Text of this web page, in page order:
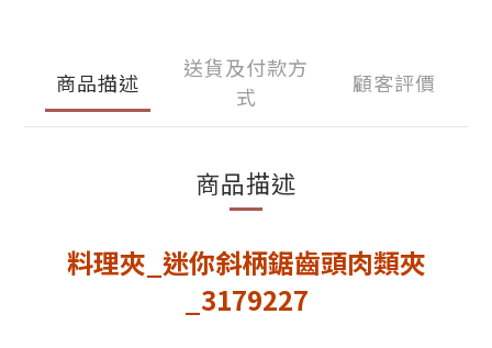
商品描述
送貨及付款方
式
顧客評價
商品描述
料理夾_迷你斜柄鋸齒頭肉類夾
_3179227